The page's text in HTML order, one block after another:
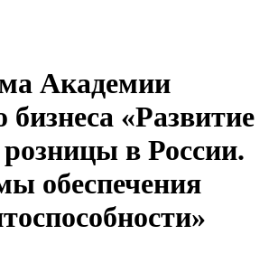
Академии
«Развитие
в России.
обеспечения